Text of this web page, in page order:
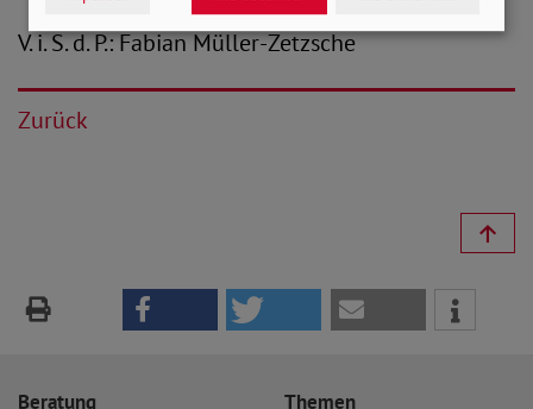
V. i. S. d. P.: Fabian Müller-Zetzsche
Zurück
Beratung
Themen